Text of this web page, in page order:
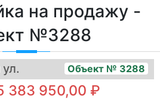
на продажу -
№3288
Объект № 3288
383 950,00 ₽